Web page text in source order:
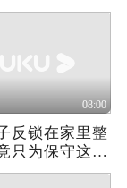
计划内
08:00
反锁在家里整
只为保守这个